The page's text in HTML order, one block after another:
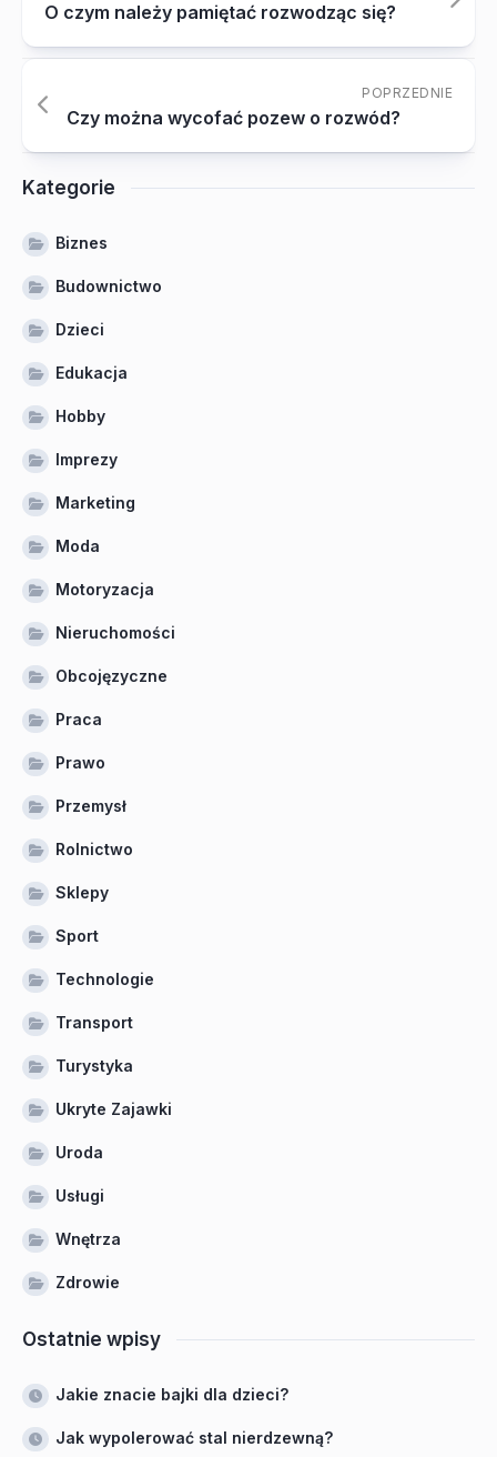
O czym należy pamiętać rozwodząc się?
POPRZEDNIE
Czy można wycofać pozew o rozwód?
Kategorie
Biznes
Budownictwo
Dzieci
Edukacja
Hobby
Imprezy
Marketing
Moda
Motoryzacja
Nieruchomości
Obcojęzyczne
Praca
Prawo
Przemysł
Rolnictwo
Sklepy
Sport
Technologie
Transport
Turystyka
Ukryte Zajawki
Uroda
Usługi
Wnętrza
Zdrowie
Ostatnie wpisy
Jakie znacie bajki dla dzieci?
Jak wypolerować stal nierdzewną?